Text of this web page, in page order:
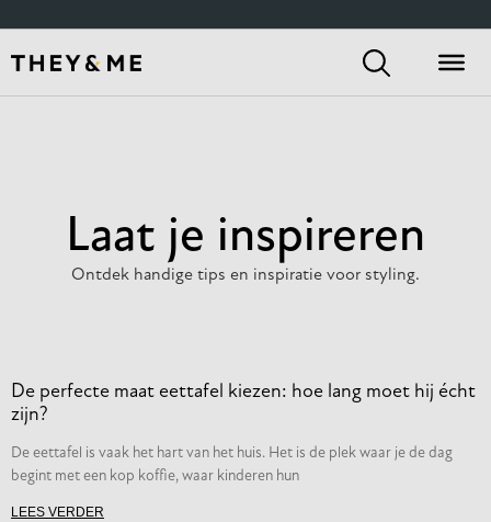
Laat je inspireren
Ontdek handige tips en inspiratie voor styling.
De perfecte maat eettafel kiezen: hoe lang moet hij écht
zijn?
De eettafel is vaak het hart van het huis. Het is de plek waar je de dag
begint met een kop koffie, waar kinderen hun
LEES VERDER